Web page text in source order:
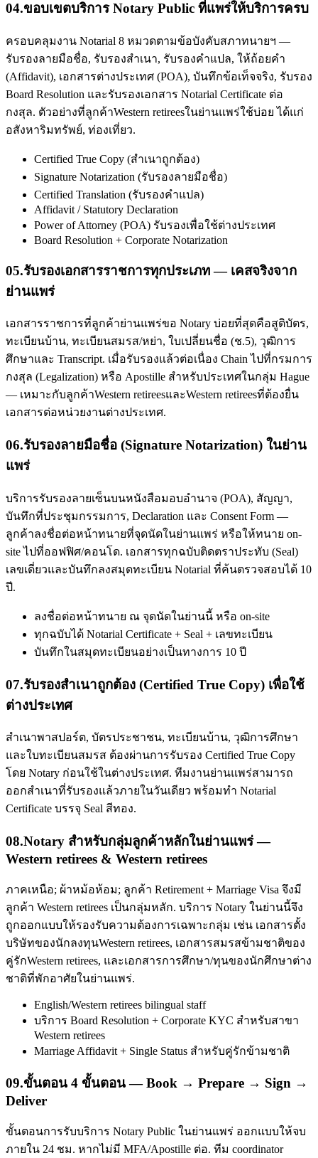
04.ขอบเขตบริการ Notary Public ที่แพร่ให้บริการครบ
ครอบคลุมงาน Notarial 8 หมวดตามข้อบังคับสภาทนายฯ —
รับรองลายมือชื่อ, รับรองสำเนา, รับรองคำแปล, ให้ถ้อยคำ
(Affidavit), เอกสารต่างประเทศ (POA), บันทึกข้อเท็จจริง, รับรอง
Board Resolution และรับรองเอกสาร Notarial Certificate ต่อ
กงสุล. ตัวอย่างที่ลูกค้าWestern retireesในย่านแพร่ใช้บ่อย ได้แก่
อสังหาริมทรัพย์, ท่องเที่ยว.
Certified True Copy (สำเนาถูกต้อง)
Signature Notarization (รับรองลายมือชื่อ)
Certified Translation (รับรองคำแปล)
Affidavit / Statutory Declaration
Power of Attorney (POA) รับรองเพื่อใช้ต่างประเทศ
Board Resolution + Corporate Notarization
05.รับรองเอกสารราชการทุกประเภท — เคสจริงจาก
ย่านแพร่
เอกสารราชการที่ลูกค้าย่านแพร่ขอ Notary บ่อยที่สุดคือสูติบัตร,
ทะเบียนบ้าน, ทะเบียนสมรส/หย่า, ใบเปลี่ยนชื่อ (ช.5), วุฒิการ
ศึกษาและ Transcript. เมื่อรับรองแล้วต่อเนื่อง Chain ไปที่กรมการ
กงสุล (Legalization) หรือ Apostille สำหรับประเทศในกลุ่ม Hague
— เหมาะกับลูกค้าWestern retireesและWestern retireesที่ต้องยื่น
เอกสารต่อหน่วยงานต่างประเทศ.
06.รับรองลายมือชื่อ (Signature Notarization) ในย่าน
แพร่
บริการรับรองลายเซ็นบนหนังสือมอบอำนาจ (POA), สัญญา,
บันทึกที่ประชุมกรรมการ, Declaration และ Consent Form —
ลูกค้าลงชื่อต่อหน้าทนายที่จุดนัดในย่านแพร่ หรือให้ทนาย on-
site ไปที่ออฟฟิศ/คอนโด. เอกสารทุกฉบับติดตราประทับ (Seal)
เลขเดี่ยวและบันทึกลงสมุดทะเบียน Notarial ที่ค้นตรวจสอบได้ 10
ปี.
ลงชื่อต่อหน้าทนาย ณ จุดนัดในย่านนี้ หรือ on-site
ทุกฉบับได้ Notarial Certificate + Seal + เลขทะเบียน
บันทึกในสมุดทะเบียนอย่างเป็นทางการ 10 ปี
07.รับรองสำเนาถูกต้อง (Certified True Copy) เพื่อใช้
ต่างประเทศ
สำเนาพาสปอร์ต, บัตรประชาชน, ทะเบียนบ้าน, วุฒิการศึกษา
และใบทะเบียนสมรส ต้องผ่านการรับรอง Certified True Copy
โดย Notary ก่อนใช้ในต่างประเทศ. ทีมงานย่านแพร่สามารถ
ออกสำเนาที่รับรองแล้วภายในวันเดียว พร้อมทำ Notarial
Certificate บรรจุ Seal สีทอง.
08.Notary สำหรับกลุ่มลูกค้าหลักในย่านแพร่ —
Western retirees & Western retirees
ภาคเหนือ; ผ้าหม้อห้อม; ลูกค้า Retirement + Marriage Visa จึงมี
ลูกค้า Western retirees เป็นกลุ่มหลัก. บริการ Notary ในย่านนี้จึง
ถูกออกแบบให้รองรับความต้องการเฉพาะกลุ่ม เช่น เอกสารตั้ง
บริษัทของนักลงทุนWestern retirees, เอกสารสมรสข้ามชาติของ
คู่รักWestern retirees, และเอกสารการศึกษา/ทุนของนักศึกษาต่าง
ชาติที่พักอาศัยในย่านแพร่.
English/Western retirees bilingual staff
บริการ Board Resolution + Corporate KYC สำหรับสาขา
Western retirees
Marriage Affidavit + Single Status สำหรับคู่รักข้ามชาติ
09.ขั้นตอน 4 ขั้นตอน — Book → Prepare → Sign →
Deliver
ขั้นตอนการรับบริการ Notary Public ในย่านแพร่ ออกแบบให้จบ
ภายใน 24 ชม. หากไม่มี MFA/Apostille ต่อ. ทีม coordinator